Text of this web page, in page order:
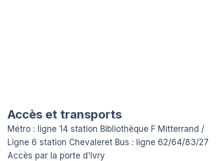
Accès et transports
Métro : ligne 14 station Bibliothèque F Mitterrand /
Ligne 6 station Chevaleret Bus : ligne 62/64/83/27
Accès par la porte d'Ivry